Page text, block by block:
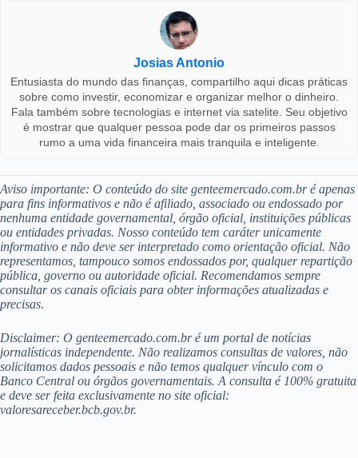
Josias Antonio
Entusiasta do mundo das finanças, compartilho aqui dicas práticas
sobre como investir, economizar e organizar melhor o dinheiro.
Fala também sobre tecnologias e internet via satelite. Seu objetivo
é mostrar que qualquer pessoa pode dar os primeiros passos
rumo a uma vida financeira mais tranquila e inteligente.
Aviso importante: O conteúdo do site genteemercado.com.br é apenas
para fins informativos e não é afiliado, associado ou endossado por
nenhuma entidade governamental, órgão oficial, instituições públicas
ou entidades privadas. Nosso conteúdo tem caráter unicamente
informativo e não deve ser interpretado como orientação oficial. Não
representamos, tampouco somos endossados por, qualquer repartição
pública, governo ou autoridade oficial. Recomendamos sempre
consultar os canais oficiais para obter informações atualizadas e
precisas.
Disclaimer: O genteemercado.com.br é um portal de notícias
jornalísticas independente. Não realizamos consultas de valores, não
solicitamos dados pessoais e não temos qualquer vínculo com o
Banco Central ou órgãos governamentais. A consulta é 100% gratuita
e deve ser feita exclusivamente no site oficial:
valoresareceber.bcb.gov.br.